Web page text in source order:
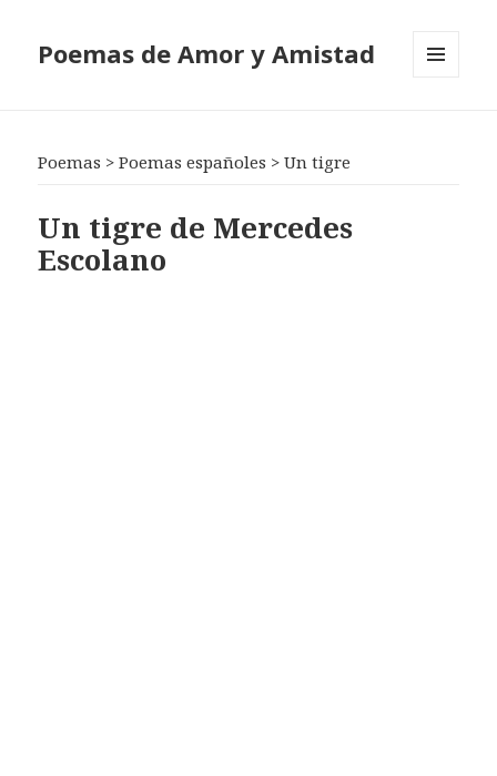
Poemas de Amor y Amistad
Poemas >Poemas españoles >Un tigre
Un tigre de Mercedes
Escolano